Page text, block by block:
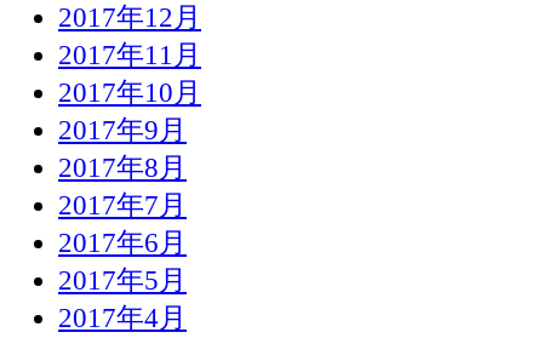
2017年12月
2017年11月
2017年10月
2017年9月
2017年8月
2017年7月
2017年6月
2017年5月
2017年4月